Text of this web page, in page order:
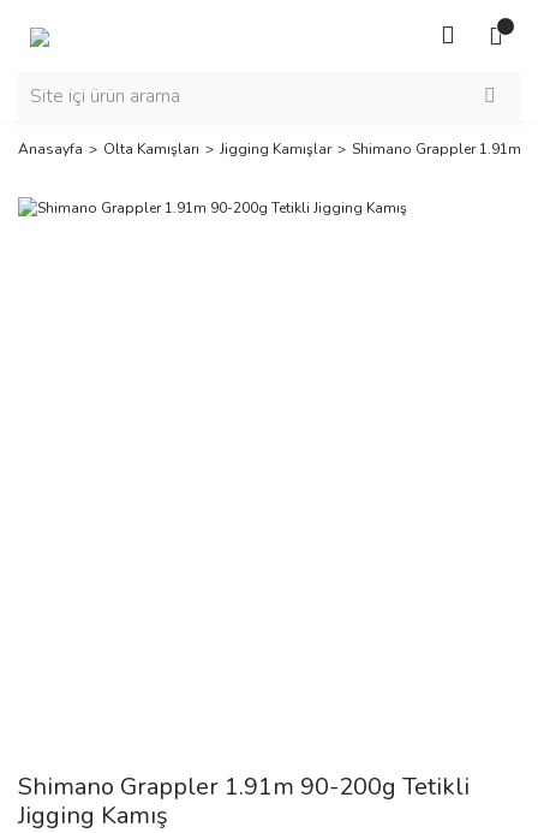
Anasayfa Olta Kamışları Jigging Kamışlar Shimano Grappler 1.91m
Shimano Grappler 1.91m 90-200g Tetikli
Jigging Kamış